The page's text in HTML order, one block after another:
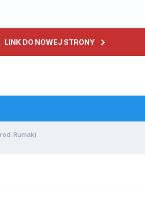
LINK DO NOWEJ STRONY
Rumak)